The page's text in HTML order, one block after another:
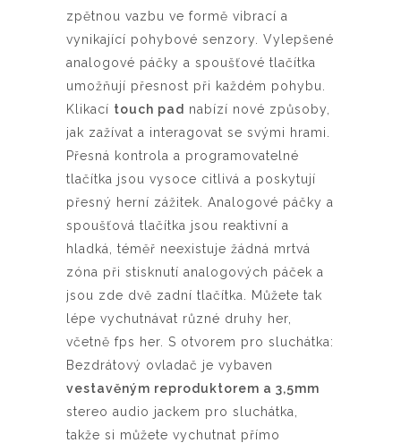
zpětnou vazbu ve formě vibrací a
vynikající pohybové senzory. Vylepšené
analogové páčky a spoušťové tlačítka
umožňují přesnost při každém pohybu.
Klikací touch pad nabízí nové způsoby,
jak zažívat a interagovat se svými hrami.
Přesná kontrola a programovatelné
tlačítka jsou vysoce citlivá a poskytují
přesný herní zážitek. Analogové páčky a
spoušťová tlačítka jsou reaktivní a
hladká, téměř neexistuje žádná mrtvá
zóna při stisknutí analogových páček a
jsou zde dvě zadní tlačítka. Můžete tak
lépe vychutnávat různé druhy her,
včetně fps her. S otvorem pro sluchátka:
Bezdrátový ovladač je vybaven
vestavěným reproduktorem a 3,5mm
stereo audio jackem pro sluchátka,
takže si můžete vychutnat přímo